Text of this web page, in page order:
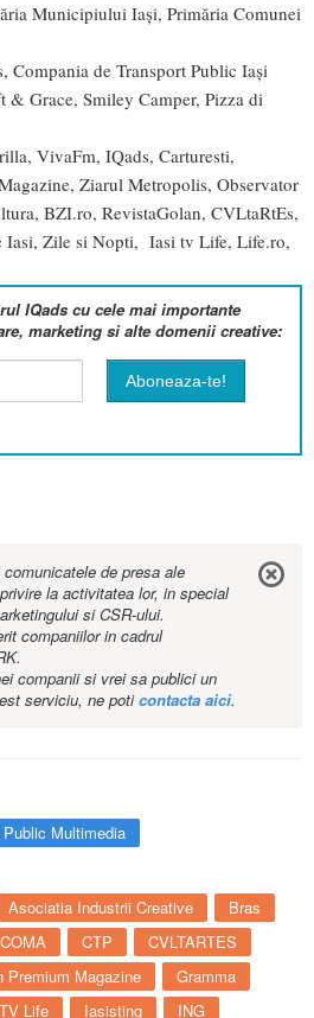
Municipiului Iași, Primăria Comunei
Compania de Transport Public Iași
& Grace, Smiley Camper, Pizza di
, VivaFm, IQads, Carturesti,
, Ziarul Metropolis, Observator
, BZI.ro, RevistaGolan, CVLtaRtEs,
Iasi, Zile si Nopti, Iasi tv Life, Life.ro,
IQads cu cele mai importante
marketing si alte domenii creative:
de presa ale
la activitatea lor, in special
si CSR-ului.
companiilor in cadrul
companii si vrei sa publici un
serviciu, ne poticontacta aici.
Multimedia
Asociatia Industrii Creative
Bras
COMA CTP
CVLTARTES
Premium Magazine
Gramma
Life Iasisting
ING